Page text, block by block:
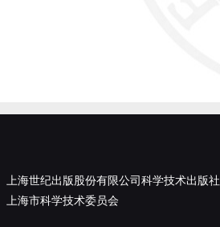
上海世纪出版股份有限公司科学技术出版社
上海市科学技术委员会